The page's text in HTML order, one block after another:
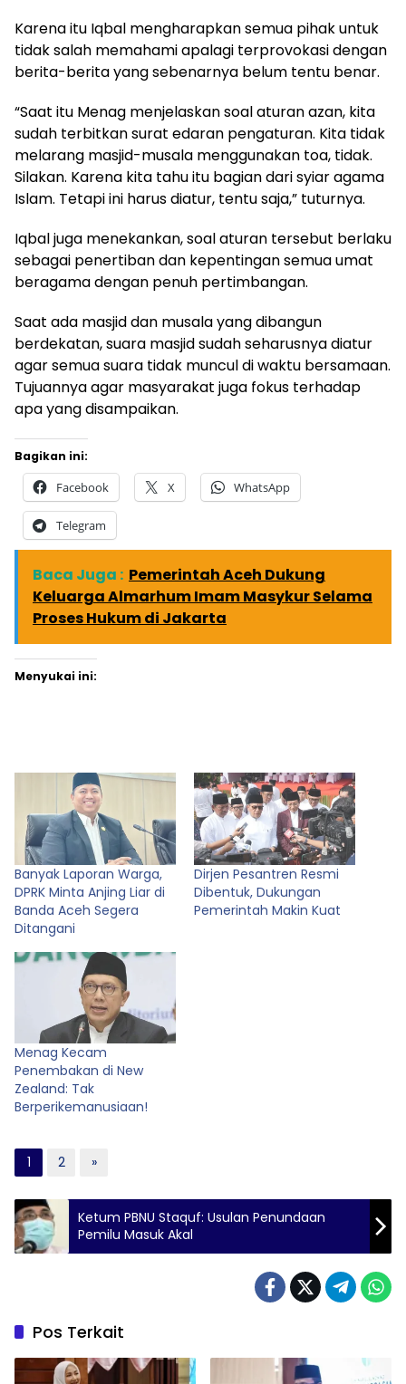
Karena itu Iqbal mengharapkan semua pihak untuk
tidak salah memahami apalagi terprovokasi dengan
berita-berita yang sebenarnya belum tentu benar.
“Saat itu Menag menjelaskan soal aturan azan, kita
sudah terbitkan surat edaran pengaturan. Kita tidak
melarang masjid-musala menggunakan toa, tidak.
Silakan. Karena kita tahu itu bagian dari syiar agama
Islam. Tetapi ini harus diatur, tentu saja,” tuturnya.
Iqbal juga menekankan, soal aturan tersebut berlaku
sebagai penertiban dan kepentingan semua umat
beragama dengan penuh pertimbangan.
Saat ada masjid dan musala yang dibangun
berdekatan, suara masjid sudah seharusnya diatur
agar semua suara tidak muncul di waktu bersamaan.
Tujuannya agar masyarakat juga fokus terhadap
apa yang disampaikan.
Bagikan ini:
Facebook X WhatsApp
Telegram
Baca Juga : Pemerintah Aceh Dukung
Keluarga Almarhum Imam Masykur Selama
Proses Hukum di Jakarta
Menyukai ini:
Banyak Laporan Warga,
DPRK Minta Anjing Liar di
Banda Aceh Segera
Ditangani
Dirjen Pesantren Resmi
Dibentuk, Dukungan
Pemerintah Makin Kuat
Menag Kecam
Penembakan di New
Zealand: Tak
Berperikemanusiaan!
1 2 »
Ketum PBNU Staquf: Usulan Penundaan
Pemilu Masuk Akal
Pos Terkait